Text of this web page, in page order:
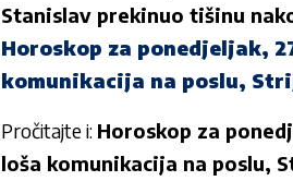
Stanislav prekinuo tišinu
Horoskop za ponedjeljak,
komunikacija na poslu,
Pročitajte i: Horoskop za
loša komunikacija na poslu,